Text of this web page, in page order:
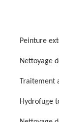
Peinture
Nettoyage
Hydrofuge